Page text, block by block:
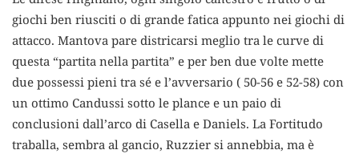
giochi ben riusciti o di grande fatica appunto nei giochi di
attacco. Mantova pare districarsi meglio tra le curve di
questa “partita nella partita” e per ben due volte mette
due possessi pieni tra sé e l’avversario ( 50-56 e 52-58) con
un ottimo Candussi sotto le plance e un paio di
conclusioni dall’arco di Casella e Daniels. La Fortitudo
traballa, sembra al gancio, Ruzzier si annebbia, ma è